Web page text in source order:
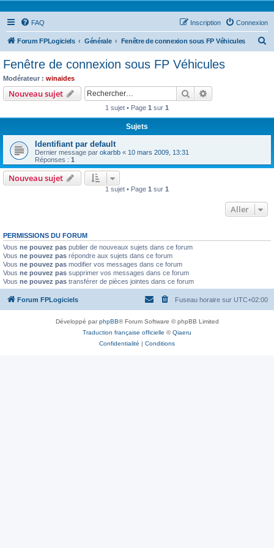
FAQ Connexion
Inscription
Forum FPLogiciels Générale Fenêtre de connexion sous FP Véhicules
Fenêtre de connexion sous FP Véhicules
Modérateur : winaides
Nouveau sujet Rechercher
1 sujet • Page 1 sur 1
Sujets
Identifiant par default
Dernier message par okarbb « 10 mars 2009, 13:31
Réponses : 1
Nouveau sujet
1 sujet • Page 1 sur 1
Aller
PERMISSIONS DU FORUM
Vous ne pouvez pas publier de nouveaux sujets dans ce forum
Vous ne pouvez pas répondre aux sujets dans ce forum
Vous ne pouvez pas modifier vos messages dans ce forum
Vous ne pouvez pas supprimer vos messages dans ce forum
Vous ne pouvez pas transférer de pièces jointes dans ce forum
Forum FPLogiciels Fuseau horaire sur UTC+02:00
Développé parphpBB® Forum Software © phpBB Limited
Traduction française officielle ©Qiaeru
Confidentialité | Conditions